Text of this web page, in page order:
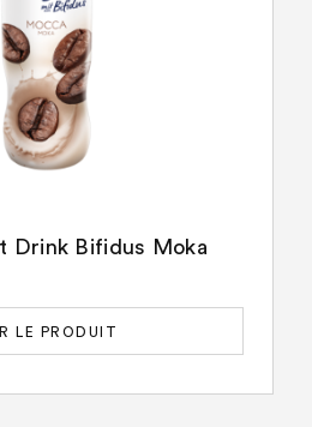
Drink Bifidus Moka
LE PRODUIT